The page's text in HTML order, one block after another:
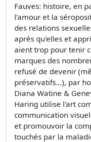
Fauves: histoire, en
l’amour et la
des relations
après qu'elles et
aient trop pour tenir
marques des
refusé de devenir
préservatifs…), par
Diana Watine &
Haring utilise l'art
communication
et promouvoir la
touchés par la